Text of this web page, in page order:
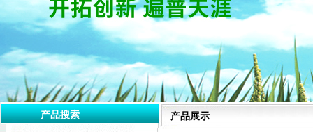
产品搜索 产品展示